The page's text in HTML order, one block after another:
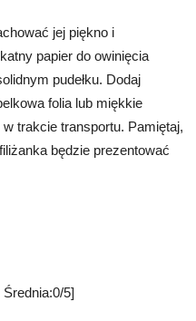
jej piękno i
papier do owinięcia
pudełku. Dodaj
folia lub miękkie
trakcie transportu. Pamiętaj,
będzie prezentować
5]